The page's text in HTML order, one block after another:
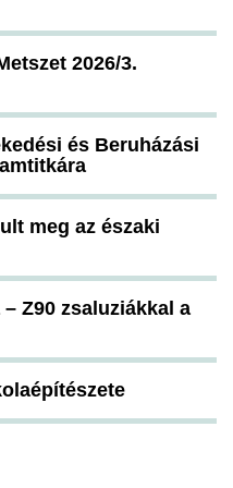
2026/3.
és Beruházási
meg az északi
Z90 zsaluziákkal a